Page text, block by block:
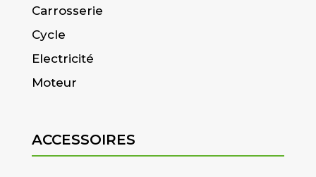
Carrosserie
Cycle
Electricité
Moteur
ACCESSOIRES